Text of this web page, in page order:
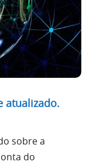
atualizado.
sobre a
do